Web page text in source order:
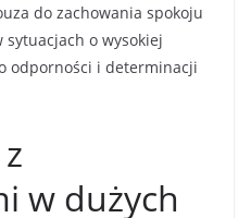
do zachowania spokoju
sytuacjach o wysokiej
odporności i determinacji
w dużych